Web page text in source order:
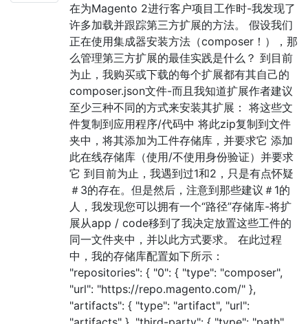
在为Magento 2进行客户项目工作时-我发现了
许多加载并跟踪第三方扩展的方法。 假设我们
正在使用集成器安装方法（composer！），那
么管理第三方扩展的最佳实践是什么？ 到目前
为止，我购买或下载的每个扩展都有其自己的
composer.json文件-而且我知道扩展作者建议
至少三种不同的方式来安装其扩展： 将这些文
件复制到应用程序/代码中 将此zip复制到文件
夹中，将其添加为工件存储库，并要求它 添加
此在线存储库（使用/不使用身份验证）并要求
它 到目前为止，我遇到过1和2，只是有点怀疑
＃3的存在。但是然后，注意到那些建议＃1的
人，我发现您可以拥有一个“路径”存储库-将扩
展从app / code移到了我决定放置这些工件的
同一文件夹中，并以此方式要求。 在此过程
中，我的存储库配置如下所示：
"repositories": { "0": { "type": "composer",
"url": "https://repo.magento.com/" },
"artifacts": { "type": "artifact", "url":